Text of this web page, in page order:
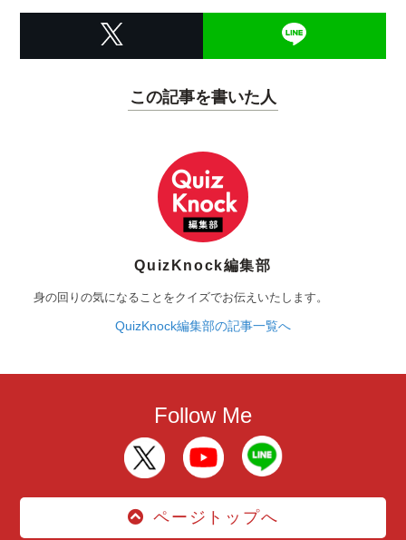
この記事を書いた人
QuizKnock編集部
身の回りの気になることをクイズでお伝えいたします。
QuizKnock編集部の記事一覧へ
Follow Me
ページトップへ